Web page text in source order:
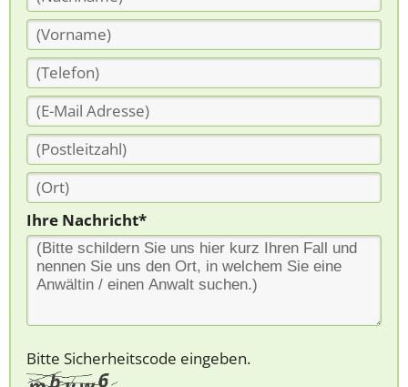
Ihre Nachricht*
Bitte Sicherheitscode eingeben.